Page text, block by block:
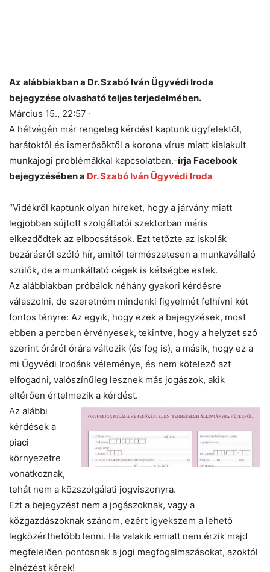
Az alábbiakban a Dr. Szabó Iván Ügyvédi Iroda
bejegyzése olvasható teljes terjedelmében.
Március 15., 22:57 ·
A hétvégén már rengeteg kérdést kaptunk ügyfelektől,
barátoktól és ismerősöktől a korona vírus miatt kialakult
munkajogi problémákkal kapcsolatban.-írja Facebook
bejegyzésében a Dr. Szabó Iván Ügyvédi Iroda
“Vidékről kaptunk olyan híreket, hogy a járvány miatt
legjobban sújtott szolgáltatói szektorban máris
elkezdődtek az elbocsátások. Ezt tetőzte az iskolák
bezárásról szóló hír, amitől természetesen a munkavállaló
szülők, de a munkáltató cégek is kétségbe estek.
Az alábbiakban próbálok néhány gyakori kérdésre
válaszolni, de szeretném mindenki figyelmét felhívni két
fontos tényre: Az egyik, hogy ezek a bejegyzések, most
ebben a percben érvényesek, tekintve, hogy a helyzet szó
szerint óráról órára változik (és fog is), a másik, hogy ez a
mi Ügyvédi Irodánk véleménye, és nem kötelező azt
elfogadni, valószínűleg lesznek más jogászok, akik
eltérően értelmezik a kérdést.
Az alábbi
kérdések a
piaci
környezetre
vonatkoznak,
tehát nem a közszolgálati jogviszonyra.
Ezt a bejegyzést nem a jogászoknak, vagy a
közgazdászoknak szánom, ezért igyekszem a lehető
legközérthetőbb lenni. Ha valakik emiatt nem érzik majd
megfelelően pontosnak a jogi megfogalmazásokat, azoktól
elnézést kérek!